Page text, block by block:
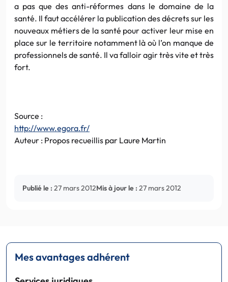
a pas que des anti-réformes dans le domaine de la
santé. Il faut accélérer la publication des décrets sur les
nouveaux métiers de la santé pour activer leur mise en
place sur le territoire notamment là où l’on manque de
professionnels de santé. Il va falloir agir très vite et très
fort.
Source :
http://www.egora.fr/
Auteur : Propos recueillis par Laure Martin
Publié le : 27 mars 2012Mis à jour le : 27 mars 2012
Mes avantages adhérent